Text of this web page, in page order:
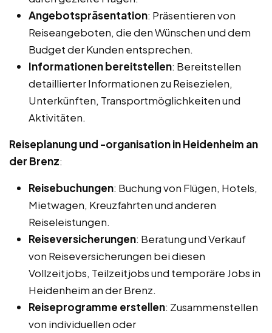
Angebotspräsentation: Präsentieren von
Reiseangeboten, die den Wünschen und dem
Budget der Kunden entsprechen.
Informationen bereitstellen: Bereitstellen
detaillierter Informationen zu Reisezielen,
Unterkünften, Transportmöglichkeiten und
Aktivitäten.
Reiseplanung und -organisation in Heidenheim an
der Brenz:
Reisebuchungen: Buchung von Flügen, Hotels,
Mietwagen, Kreuzfahrten und anderen
Reiseleistungen.
Reiseversicherungen: Beratung und Verkauf
von Reiseversicherungen bei diesen
Vollzeitjobs, Teilzeitjobs und temporäre Jobs in
Heidenheim an der Brenz.
Reiseprogramme erstellen: Zusammenstellen
von individuellen oder